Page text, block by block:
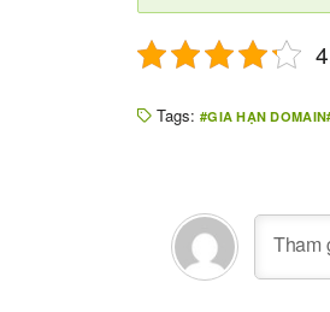
Tags: GIA HẠN DOMAIN